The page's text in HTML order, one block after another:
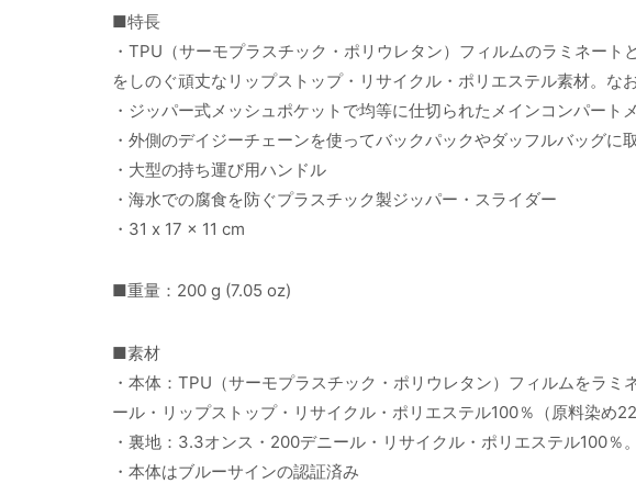
■特長
・TPU（サーモプラスチック・ポリウレタン）フィルムのラミネー
をしのぐ頑丈なリップストップ・リサイクル・ポリエステル素材。
・ジッパー式メッシュポケットで均等に仕切られたメインコンパート
・外側のデイジーチェーンを使ってバックパックやダッフルバッグに
・大型の持ち運び用ハンドル
・海水での腐食を防ぐプラスチック製ジッパー・スライダー
・31 x 17 x 11 cm
■重量：200 g (7.05 oz)
■素材
・本体：TPU（サーモプラスチック・ポリウレタン）フィルムをラ
ール・リップストップ・リサイクル・ポリエステル100％（原料染め
・裏地：3.3オンス・200デニール・リサイクル・ポリエステル100％
・本体はブルーサインの認証済み